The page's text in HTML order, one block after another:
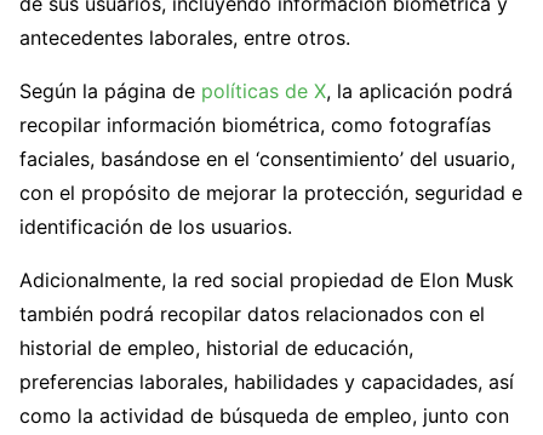
antecedentes laborales, entre otros.
Según la página de políticas de X, la aplicación podrá
recopilar información biométrica, como fotografías
faciales, basándose en el ‘consentimiento’ del usuario,
con el propósito de mejorar la protección, seguridad e
identificación de los usuarios.
Adicionalmente, la red social propiedad de Elon Musk
también podrá recopilar datos relacionados con el
historial de empleo, historial de educación,
preferencias laborales, habilidades y capacidades, así
como la actividad de búsqueda de empleo, junto con